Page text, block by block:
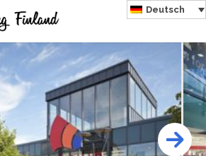
Deutsch